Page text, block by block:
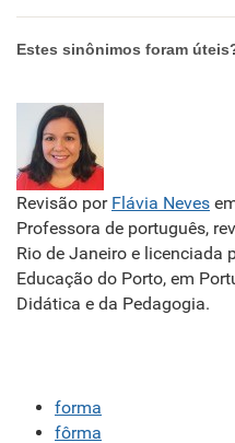
Estes sinônimos foram
Existem sinônimos
Nenhum dos sinônimos
Outro
Revisão por Flávia Neves
Professora de português,
Rio de Janeiro e licenciada
Educação do Porto, em
Didática e da Pedagogia.
forma
fôrma